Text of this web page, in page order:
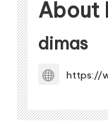
About
dimas
https://